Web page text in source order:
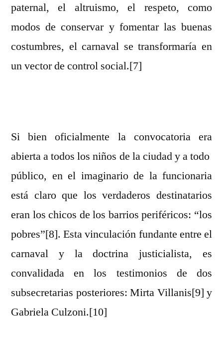
paternal, el altruismo, el respeto, como
modos de conservar y fomentar las buenas
costumbres, el carnaval se transformaría en
un vector de control social.[7]
Si bien oficialmente la convocatoria era
abierta a todos los niños de la ciudad y a todo
público, en el imaginario de la funcionaria
está claro que los verdaderos destinatarios
eran los chicos de los barrios periféricos: “los
pobres”[8]. Esta vinculación fundante entre el
carnaval y la doctrina justicialista, es
convalidada en los testimonios de dos
subsecretarias posteriores: Mirta Villanis[9] y
Gabriela Culzoni.[10]